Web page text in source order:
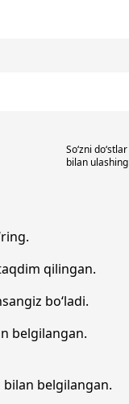
So‘zni do‘stlar
bilan ulashing
qilingan.
bo‘ladi.
belgilangan.
bilan belgilangan.